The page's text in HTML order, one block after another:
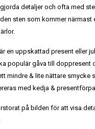
detaljer och ofta med
sten som kommer närmast
en uppskattad present eller
populär gåva till doppresent
mindre & lite nättare smycke
med kedja &
på bilden för att visa